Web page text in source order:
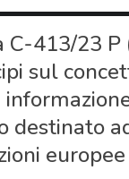
413/23 P
sul
destinato
europee